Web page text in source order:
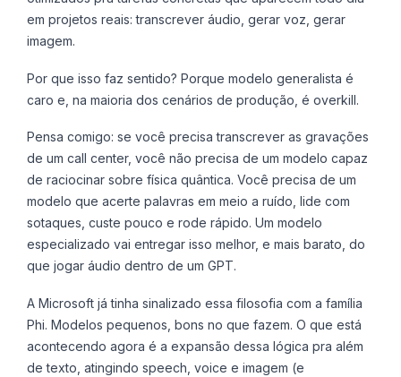
em projetos reais: transcrever áudio, gerar voz, gerar
imagem.
Por que isso faz sentido? Porque modelo generalista é
caro e, na maioria dos cenários de produção, é overkill.
Pensa comigo: se você precisa transcrever as gravações
de um call center, você não precisa de um modelo capaz
de raciocinar sobre física quântica. Você precisa de um
modelo que acerte palavras em meio a ruído, lide com
sotaques, custe pouco e rode rápido. Um modelo
especializado vai entregar isso melhor, e mais barato, do
que jogar áudio dentro de um GPT.
A Microsoft já tinha sinalizado essa filosofia com a família
Phi. Modelos pequenos, bons no que fazem. O que está
acontecendo agora é a expansão dessa lógica pra além
de texto, atingindo speech, voice e imagem (e